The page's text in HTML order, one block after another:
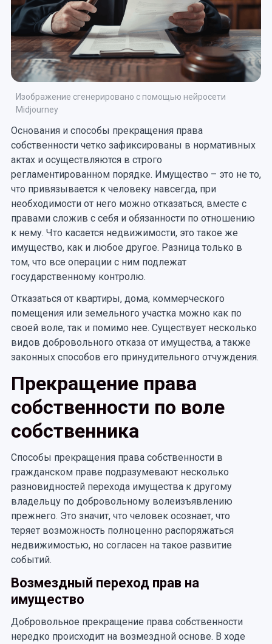
Изображение сгенерировано с помощью нейросети
Midjourney
Основания и способы прекращения права
собственности четко зафиксированы в нормативных
актах и осуществляются в строго
регламентированном порядке. Имущество – это не то,
что привязывается к человеку навсегда, при
необходимости от него можно отказаться, вместе с
правами сложив с себя и обязанности по отношению
к нему. Что касается недвижимости, это такое же
имущество, как и любое другое. Разница только в
том, что все операции с ним подлежат
государственному контролю.
Отказаться от квартиры, дома, коммерческого
помещения или земельного участка можно как по
своей воле, так и помимо нее. Существует несколько
видов добровольного отказа от имущества, а также
законных способов его принудительного отчуждения.
Прекращение права
собственности по воле
собственника
Способы прекращения права собственности в
гражданском праве подразумевают несколько
разновидностей перехода имущества к другому
владельцу по добровольному волеизъявлению
прежнего. Это значит, что человек осознает, что
теряет возможность полноценно распоряжаться
недвижимостью, но согласен на такое развитие
событий.
Возмездный переход прав на
имущество
Добровольное прекращение права собственности
нередко происходит на возмездной основе. В ходе